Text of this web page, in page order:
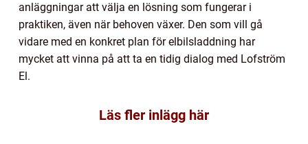
anläggningar att välja en lösning som fungerar i
praktiken, även när behoven växer. Den som vill gå
vidare med en konkret plan för elbilsladdning har
mycket att vinna på att ta en tidig dialog med Lofström
El.
Läs fler inlägg här